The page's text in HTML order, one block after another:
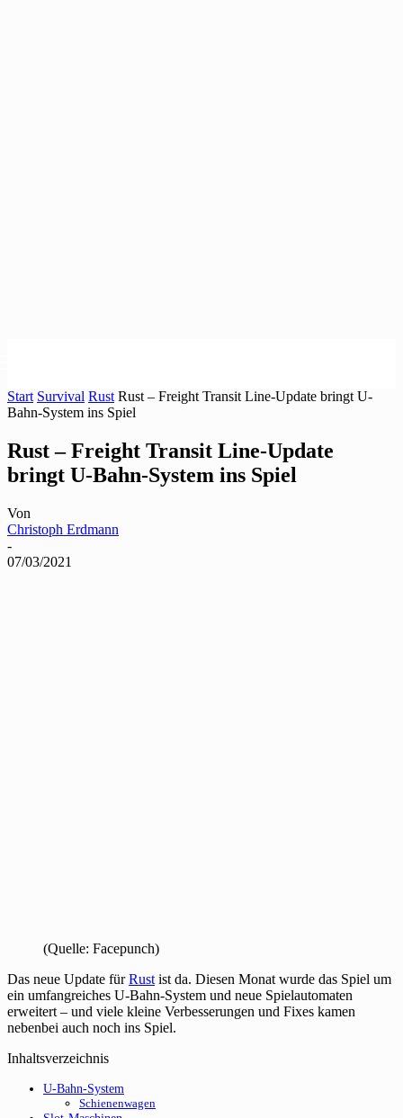
Start Survival Rust Rust – Freight Transit Line-Update bringt U-
Bahn-System ins Spiel
Rust – Freight Transit Line-Update
bringt U-Bahn-System ins Spiel
Von
Christoph Erdmann
-
07/03/2021
(Quelle: Facepunch)
Das neue Update fürRust ist da. Diesen Monat wurde das Spiel um
ein umfangreiches U-Bahn-System und neue Spielautomaten
erweitert – und viele kleine Verbesserungen und Fixes kamen
nebenbei auch noch ins Spiel.
Inhaltsverzeichnis
U-Bahn-System
Schienenwagen